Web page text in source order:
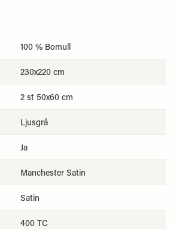
100 % Bomull
230x220 cm
2 st 50x60 cm
Ljusgrå
Ja
Manchester Satin
Satin
400 TC